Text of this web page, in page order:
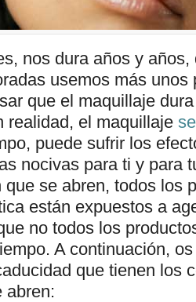
nos dura años y años,
usemos más unos
que el maquillaje
realidad, el maquillaje
puede sufrir los
nocivas para ti y para
se abren, todos los
están expuestos a
no todos los
A continuación,
que tienen los
abren: